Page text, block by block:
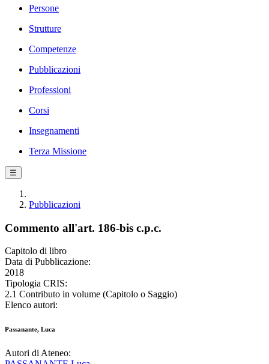
Persone
Strutture
Competenze
Pubblicazioni
Professioni
Corsi
Insegnamenti
Terza Missione
☰
Pubblicazioni
Commento all'art. 186-bis c.p.c.
Capitolo di libro
Data di Pubblicazione:
2018
Tipologia CRIS:
2.1 Contributo in volume (Capitolo o Saggio)
Elenco autori:
Passanante, Luca
Autori di Ateneo: